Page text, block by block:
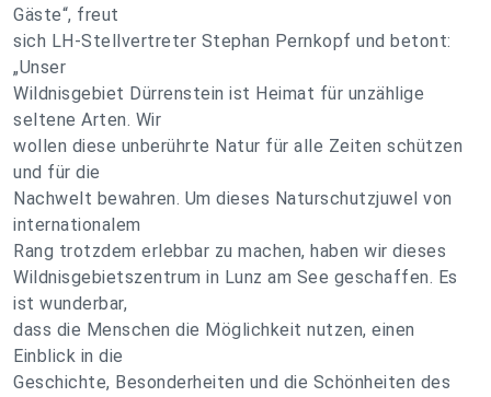
Gäste“, freut
sich LH-Stellvertreter Stephan Pernkopf und betont:
„Unser
Wildnisgebiet Dürrenstein ist Heimat für unzählige
seltene Arten. Wir
wollen diese unberührte Natur für alle Zeiten schützen
und für die
Nachwelt bewahren. Um dieses Naturschutzjuwel von
internationalem
Rang trotzdem erlebbar zu machen, haben wir dieses
Wildnisgebietszentrum in Lunz am See geschaffen. Es
ist wunderbar,
dass die Menschen die Möglichkeit nutzen, einen
Einblick in die
Geschichte, Besonderheiten und die Schönheiten des